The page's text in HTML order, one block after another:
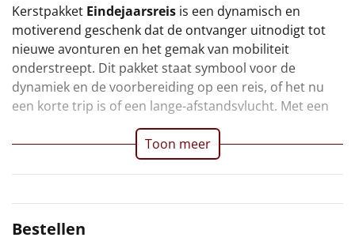
Personeel
Doe het zelf
Sinterklaaspakketten
Particulier
Kerstgeschenken 2026
Kerstpakket Eindejaarsreis is een dynamisch en
motiverend geschenk dat de ontvanger uitnodigt tot
nieuwe avonturen en het gemak van mobiliteit
onderstreept. Dit pakket staat symbool voor de
dynamiek en de voorbereiding op een reis, of het nu
een korte trip is of een lange-afstandsvlucht. Met een
Toon meer
Bestellen